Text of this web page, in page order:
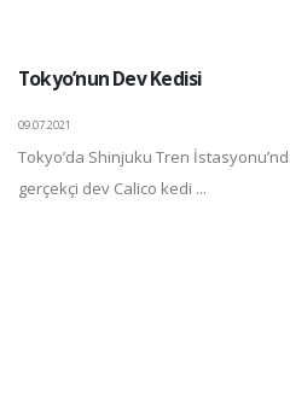
Tokyo’nun Dev Kedisi
09.07.2021
Tokyo’da Shinjuku Tren
gerçekçi dev Calico kedi ...